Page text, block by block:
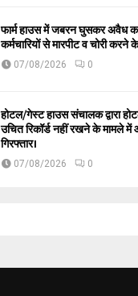
फार्म हाउस में जबरन घुसकर अवैध
कर्मचारियों से मारपीट व चोरी
07/08/2026 0
होटल/गेस्ट हाउस संचालक द्वारा
उचित रिकॉर्ड नहीं रखने के मामले
गिरफ्तार।
07/08/2026 0